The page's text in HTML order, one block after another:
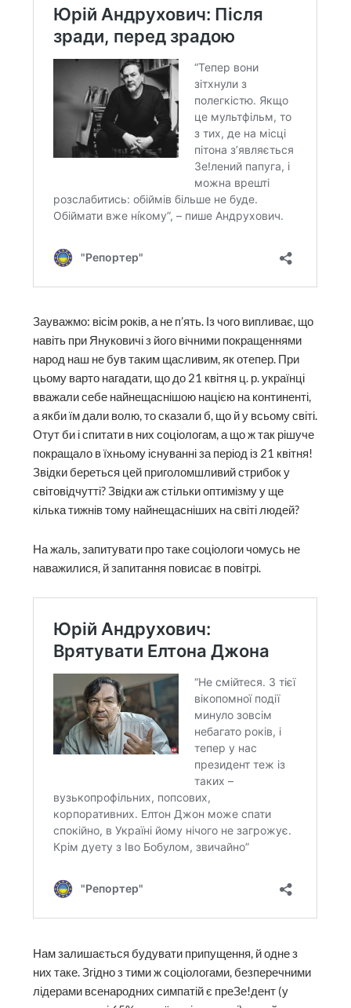
Зауважмо: вісім років, а не п’ять. Із чого випливає, що
навіть при Януковичі з його вічними покращеннями
народ наш не був таким щасливим, як отепер. При
цьому варто нагадати, що до 21 квітня ц. р. українці
вважали себе найнещаснішою нацією на континенті,
а якби їм дали волю, то сказали б, що й у всьому світі.
Отут би і спитати в них соціологам, а що ж так рішуче
покращало в їхньому існуванні за період із 21 квітня!
Звідки береться цей приголомшливий стрибок у
світовідчутті? Звідки аж стільки оптимізму у ще
кілька тижнів тому найнещасніших на світі людей?
На жаль, запитувати про таке соціологи чомусь не
наважилися, й запитання повисає в повітрі.
Нам залишається будувати припущення, й одне з
них таке. Згідно з тими ж соціологами, безперечними
лідерами всенародних симпатій є преЗе!дент (у